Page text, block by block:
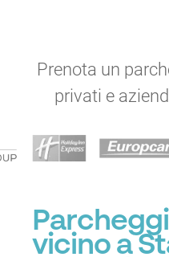
Prenota un
privati e
vicino a
P
P